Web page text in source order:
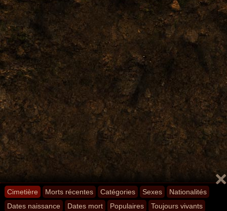
Cimetière Morts récentes Catégories Sexes
Nationalités
Dates naissance
Dates mort Populaires Toujours vivants